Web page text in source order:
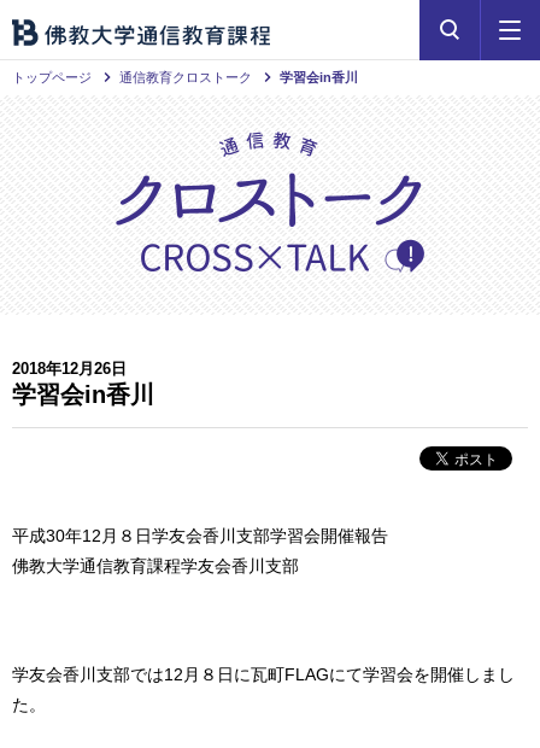
トップページ 通信教育クロストーク 学習会in香川
2018年12月26日
学習会in香川
平成30年12月８日学友会香川支部学習会開催報告
佛教大学通信教育課程学友会香川支部
学友会香川支部では12月８日に瓦町FLAGにて学習会を開催しまし
た。